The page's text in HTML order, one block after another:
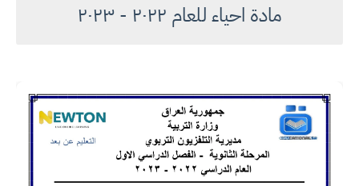
مادة احياء للعام ٢٠٢٢ - ٢٠٢٣